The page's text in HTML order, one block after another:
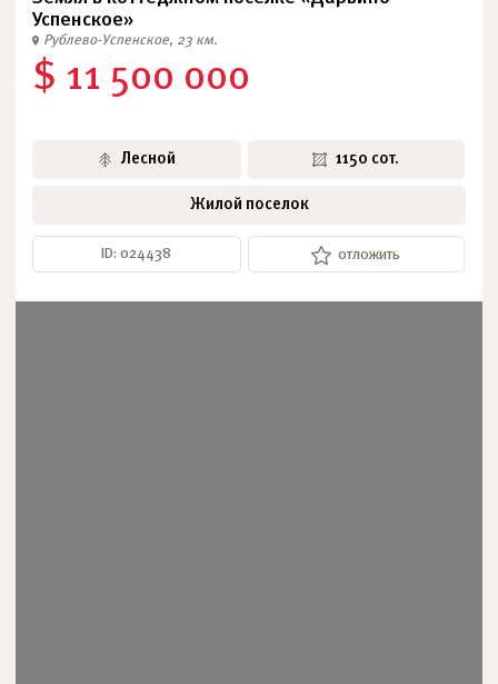
Успенское»
Рублево-Успенское, 23 км.
$ 11 500 000
Лесной 1150 сот.
Жилой поселок
ID: 024438 отложить